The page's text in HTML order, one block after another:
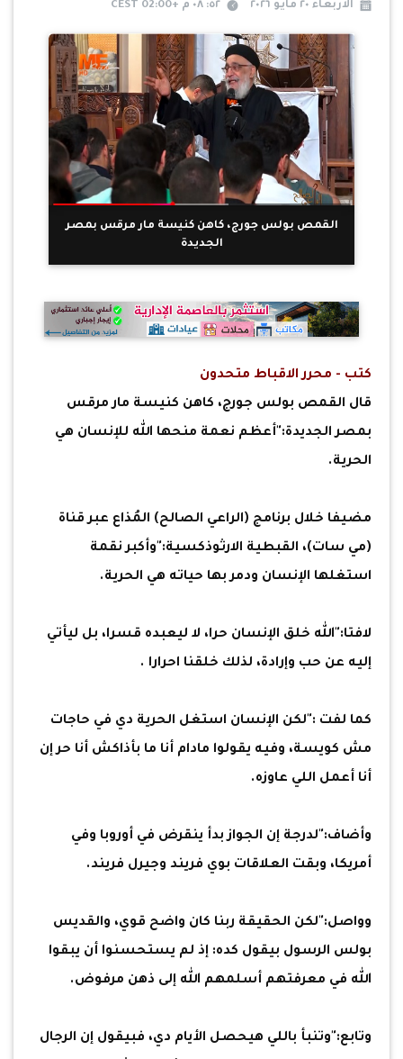
الاربعاء ٢٠ مايو ٢٠٢٦
٥٢: ٠٨ م +02:00 CEST
القمص بولس جورج، كاهن كنيسة مار مرقس بمصر
الجديدة
كتب - محرر الاقباط متحدون
قال القمص بولس جورج، كاهن كنيسة مار مرقس
بمصر الجديدة:"أعظم نعمة منحها الله للإنسان هي
الحرية.
مضيفا خلال برنامج (الراعي الصالح) المُذاع عبر قناة
(مي سات)، القبطية الارثوذكسية:"وأكبر نقمة
استغلها الإنسان ودمر بها حياته هي الحرية.
لافتا:"الله خلق الإنسان حرا، لا ليعبده قسرا، بل ليأتي
إليه عن حب وإرادة، لذلك خلقنا احرارا .
كما لفت :"لكن الإنسان استغل الحرية دي في حاجات
مش كويسة، وفيه يقولوا مادام أنا ما بأذاكش أنا حر إن
أنا أعمل اللي عاوزه.
وأضاف:"لدرجة إن الجواز بدأ ينقرض في أوروبا وفي
أمريكا، وبقت العلاقات بوي فريند وجيرل فريند.
وواصل:"لكن الحقيقة ربنا كان واضح قوي، والقديس
بولس الرسول بيقول كده: إذ لم يستحسنوا أن يبقوا
الله في معرفتهم أسلمهم الله إلى ذهن مرفوض.
وتابع:"وتنبأ باللي هيحصل الأيام دي، فبيقول إن الرجال